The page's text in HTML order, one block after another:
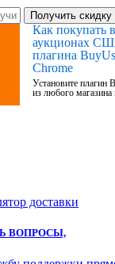
Получить скидку
Как покупать
аукционах
плагина
Chrome
Установите плагин
из любого магазина
доставки
ВОПРОСЫ,